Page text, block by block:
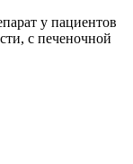
у пациентов
с печеночной